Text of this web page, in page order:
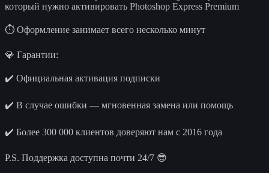
который нужно активировать Photoshop Express Premium
⏱️ Оформление занимает всего несколько минут
💎 Гарантии:
✔️ Официальная активация подписки
✔️ В случае ошибки — мгновенная замена или помощь
✔️ Более 300 000 клиентов доверяют нам с 2016 года
P.S. Поддержка доступна почти 24/7 😎